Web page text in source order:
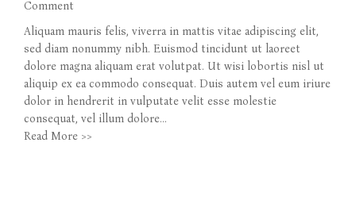
Comment
Aliquam mauris felis, viverra in mattis vitae adipiscing elit,
sed diam nonummy nibh. Euismod tincidunt ut laoreet
dolore magna aliquam erat volutpat. Ut wisi lobortis nisl ut
aliquip ex ea commodo consequat. Duis autem vel eum iriure
dolor in hendrerit in vulputate velit esse molestie
consequat, vel illum dolore...
Read More >>